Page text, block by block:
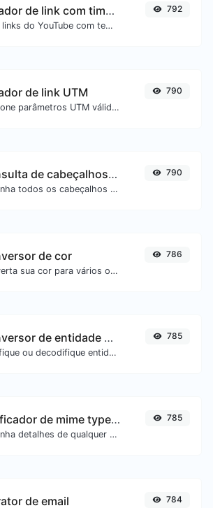
Gerador de link com timestamp do YouTube
Gere links do YouTube com tempo inicial exato, útil para usuários móveis.
792
de link UTM
Adicione parâmetros UTM válidos e gere um link rastreável UTM.
790
Consulta de cabeçalhos HTTP
Obtenha todos os cabeçalhos HTTP que uma URL retorna para uma requisição GET típica.
790
de cor
Converta sua cor para vários outros formatos.
786
Conversor de entidade HTML
Codifique ou decodifique entidades HTML para qualquer entrada.
785
Verificador de mime type de arquivo
Obtenha detalhes de qualquer tipo de arquivo, como o mime type ou a data da última edição.
785
de email 784